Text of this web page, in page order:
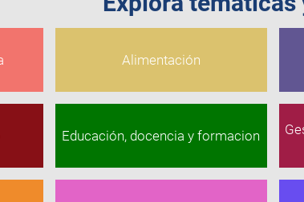
Alimentación
Educación, docencia y formacion